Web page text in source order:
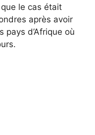
le cas était
après avoir
pays d’Afrique où